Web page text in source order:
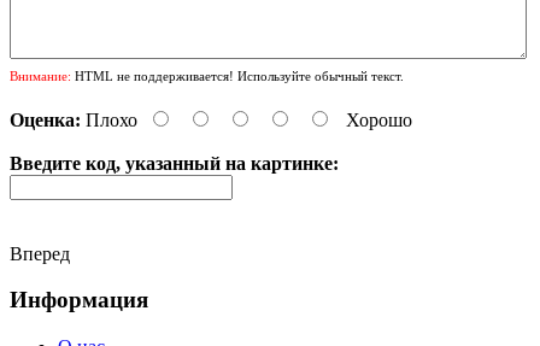
Внимание: HTML не поддерживается! Используйте обычный текст.
Оценка: Плохо Хорошо
Введите код, указанный на картинке:
Вперед
Информация